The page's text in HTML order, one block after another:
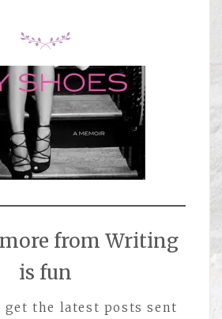
from Writing
is fun
get the latest posts sent